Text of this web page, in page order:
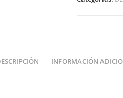
INFORMACIÓN